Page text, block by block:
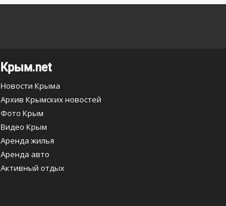
Крым.net
Новости Крыма
Архив Крымских новостей
Фото Крым
Видео Крым
Аренда жилья
Аренда авто
Активный отдых